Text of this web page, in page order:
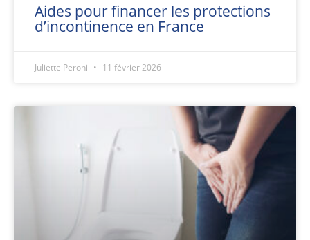
Aides pour financer les protections
d’incontinence en France
Juliette Peroni 11 février 2026